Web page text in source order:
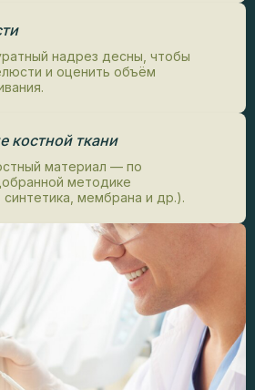
надрез десны, чтобы
и оценить объём
костной ткани
материал — по
методике
синтетика, мембрана и др.).